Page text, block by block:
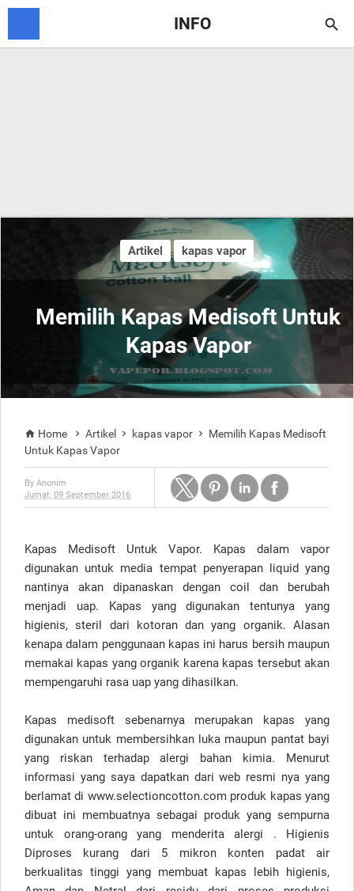
INFO 
Memilih Kapas Medisoft Untuk
Kapas Vapor
Artikel kapas vapor
 Home  Artikel  kapas vapor 
Memilih Kapas Medisoft
Untuk Kapas Vapor
By Anonim
Jumat, 09 September 2016
Kapas Medisoft Untuk Vapor. Kapas dalam vapor
digunakan untuk media tempat penyerapan liquid yang
nantinya akan dipanaskan dengan coil dan berubah
menjadi uap. Kapas yang digunakan tentunya yang
higienis, steril dari kotoran dan yang organik. Alasan
kenapa dalam penggunaan kapas ini harus bersih maupun
memakai kapas yang organik karena kapas tersebut akan
mempengaruhi rasa uap yang dihasilkan.
Kapas medisoft sebenarnya merupakan kapas yang
digunakan untuk membersihkan luka maupun pantat bayi
yang riskan terhadap alergi bahan kimia. Menurut
informasi yang saya dapatkan dari web resmi nya yang
berlamat di www.selectioncotton.com produk kapas yang
dibuat ini membuatnya sebagai produk yang sempurna
untuk orang-orang yang menderita alergi . Higienis
Diproses kurang dari 5 mikron konten padat air
berkualitas tinggi yang membuat kapas lebih higienis,